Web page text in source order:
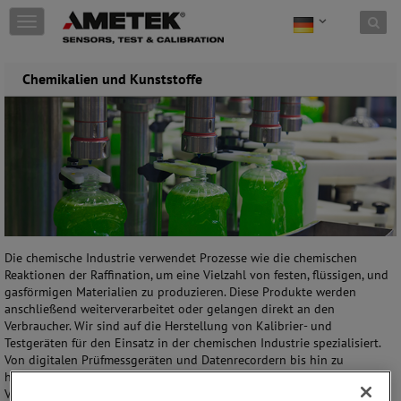
Skip to content
T
o
g
o
n
Chemikalien und Kunststoffe
Die chemische Industrie verwendet Prozesse wie die chemischen
Reaktionen der Raffination, um eine Vielzahl von festen, flüssigen, und
gasförmigen Materialien zu produzieren. Diese Produkte werden
anschließend weiterverarbeitet oder gelangen direkt an den
Verbraucher. Wir sind auf die Herstellung von Kalibrier- und
Testgeräten für den Einsatz in der chemischen Industrie spezialisiert.
Von digitalen Prüfmessgeräten und Datenrecordern bis hin zu
hochpräzisen Trockenblock-Temperaturkalibratoren bieten wir eine
Vielzahl von Geräten, um Sie bei Ihrer Arbeit zu unterstützen.